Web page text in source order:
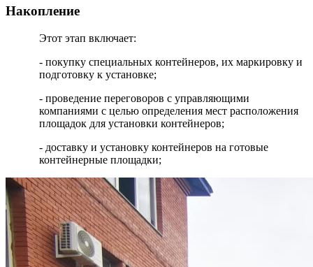
Накопление
Этот этап включает:
- покупку специальных контейнеров, их маркировку и
подготовку к установке;
- проведение переговоров с управляющими
компаниями с целью определения мест расположения
площадок для установки контейнеров;
- доставку и установку контейнеров на готовые
контейнерные площадки;